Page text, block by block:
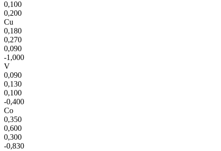
0,100
0,200
Cu
0,180
0,270
0,090
-1,000
V
0,090
0,130
0,100
-0,400
Co
0,350
0,600
0,300
-0,830